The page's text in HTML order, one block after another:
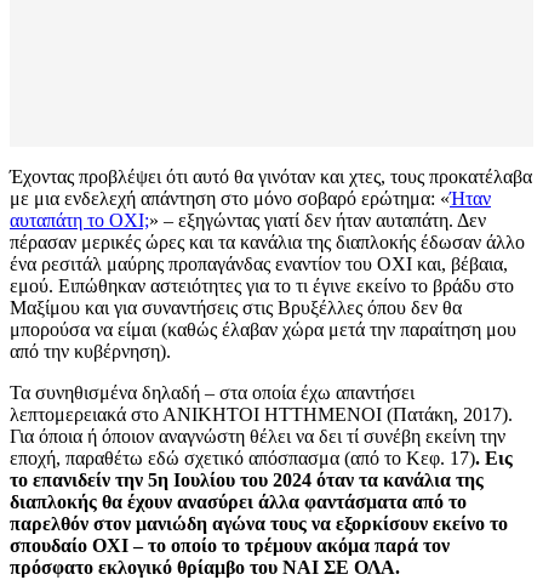
Έχοντας προβλέψει ότι αυτό θα γινόταν και χτες, τους προκατέλαβα
με μια ενδελεχή απάντηση στο μόνο σοβαρό ερώτημα: «Ήταν
αυταπάτη το ΟΧΙ;» – εξηγώντας γιατί δεν ήταν αυταπάτη. Δεν
πέρασαν μερικές ώρες και τα κανάλια της διαπλοκής έδωσαν άλλο
ένα ρεσιτάλ μαύρης προπαγάνδας εναντίον του ΟΧΙ και, βέβαια,
εμού. Ειπώθηκαν αστειότητες για το τι έγινε εκείνο το βράδυ στο
Μαξίμου και για συναντήσεις στις Βρυξέλλες όπου δεν θα
μπορούσα να είμαι (καθώς έλαβαν χώρα μετά την παραίτηση μου
από την κυβέρνηση).
Τα συνηθισμένα δηλαδή – στα οποία έχω απαντήσει
λεπτομερειακά στο ΑΝΙΚΗΤΟΙ ΗΤΤΗΜΕΝΟΙ (Πατάκη, 2017).
Για όποια ή όποιον αναγνώστη θέλει να δει τί συνέβη εκείνη την
εποχή, παραθέτω εδώ σχετικό απόσπασμα (από το Κεφ. 17). Εις
το επανιδείν την 5η Ιουλίου του 2024 όταν τα κανάλια της
διαπλοκής θα έχουν ανασύρει άλλα φαντάσματα από το
παρελθόν στον μανιώδη αγώνα τους να εξορκίσουν εκείνο το
σπουδαίο ΟΧΙ – το οποίο το τρέμουν ακόμα παρά τον
πρόσφατο εκλογικό θρίαμβο του ΝΑΙ ΣΕ ΟΛΑ.